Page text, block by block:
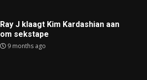
Ray J klaagt Kim Kardashian aan
om sekstape
9 months ago